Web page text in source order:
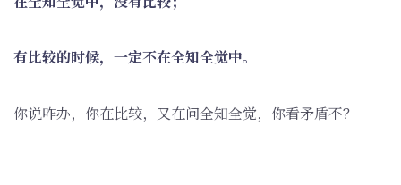
有比较的时候，一定不在全知全觉中。
你说咋办，你在比较，又在问全知全觉，你看矛盾不？